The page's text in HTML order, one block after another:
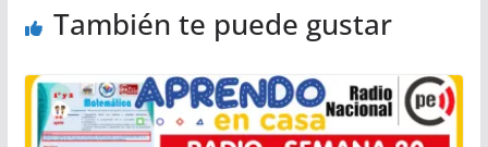
También te puede gustar